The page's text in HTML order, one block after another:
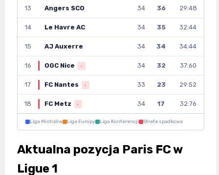
13 Angers SCO 34 36 29:48
14 Le Havre AC 34 35 32:44
15 AJ Auxerre 34 34 34:44
16 OGC Nice ↓ 34 32 37:60
17 FC Nantes ↓ 33 23 29:52
18 FC Metz ↓ 34 17 32:76
Liga Mistrzów Liga Europy Liga Konferencji Strefa spadkowa
Aktualna pozycja Paris FC w
Ligue 1